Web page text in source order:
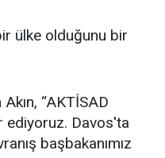
ülke olduğunu bir
“AKTİSAD
ediyoruz. Davos'ta
başbakanımız